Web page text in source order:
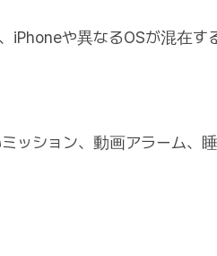
iPhoneや異なるOSが混在す
ッション、動画アラーム、睡